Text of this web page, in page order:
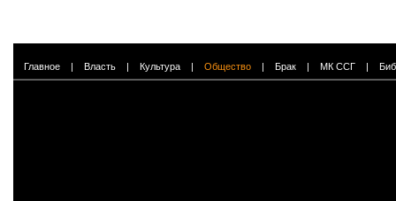
Главное | Власть | Культура | Общество | Брак | МК ССГ |